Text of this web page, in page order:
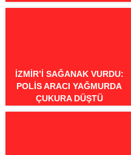
İZMIR’I SAĞANAK VURDU:
POLIS ARACI YAĞMURDA
ÇUKURA DÜŞTÜ